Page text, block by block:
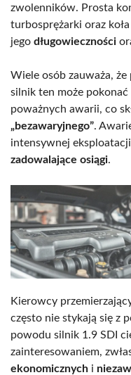
zwolenników. Prosta
turbosprężarki oraz
jego długowieczności
Wiele osób zauważa,
silnik ten może
poważnych awarii, co
„bezawaryjnego”.
intensywnej
zadowalające osiągi.
Kierowcy
często nie stykają się z
powodu silnik 1.9 SDI
zainteresowaniem,
ekonomicznych i